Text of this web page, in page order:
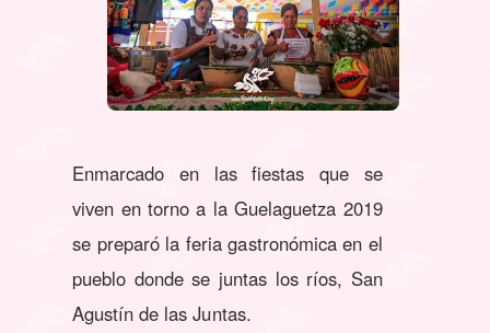
Enmarcado en las fiestas que se
viven en torno a la Guelaguetza 2019
se preparó la feria gastronómica en el
pueblo donde se juntas los ríos, San
Agustín de las Juntas.